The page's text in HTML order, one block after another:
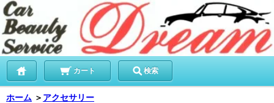
カート 検索
ホーム ＞ アクセサリー